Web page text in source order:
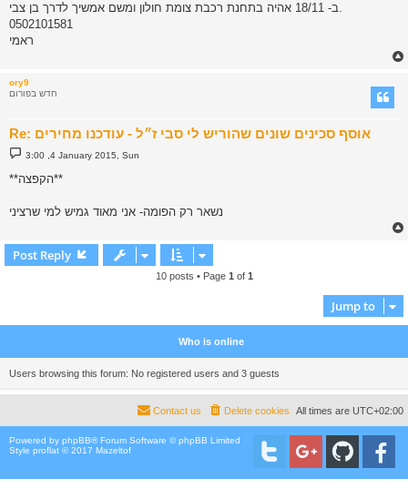
ב- 18/11 אהיה בתחנת רכבת צומת חולון ומשם אמשיך לדרך בן צבי.
0502101581
ראמי
ory9
חדש בפורום
Re: אוסף סכינים שונים שהוריש לי סבי ז״ל - עודכנו מחירים
P
o
t
3:00 ,4 January 2015, Sun
**הקפצה**
נשאר רק הפומה- אני מאוד גמיש למי שרציני
Post Reply
10 posts • Page 1 of 1
Jump to
Who is online
Users browsing this forum: No registered users and 3 guests
All times are UTC+02:00
Delete cookies
Contact us
Powered by phpBB® Forum Software © phpBB Limited
Style proflat © 2017 Mazeltof